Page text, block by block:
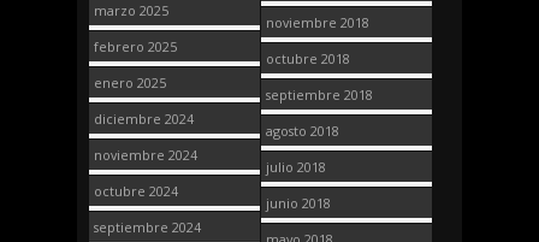
marzo 2025
febrero 2025
enero 2025
diciembre 2024
noviembre 2024
octubre 2024
septiembre 2024
noviembre 2018
octubre 2018
septiembre 2018
agosto 2018
julio 2018
junio 2018